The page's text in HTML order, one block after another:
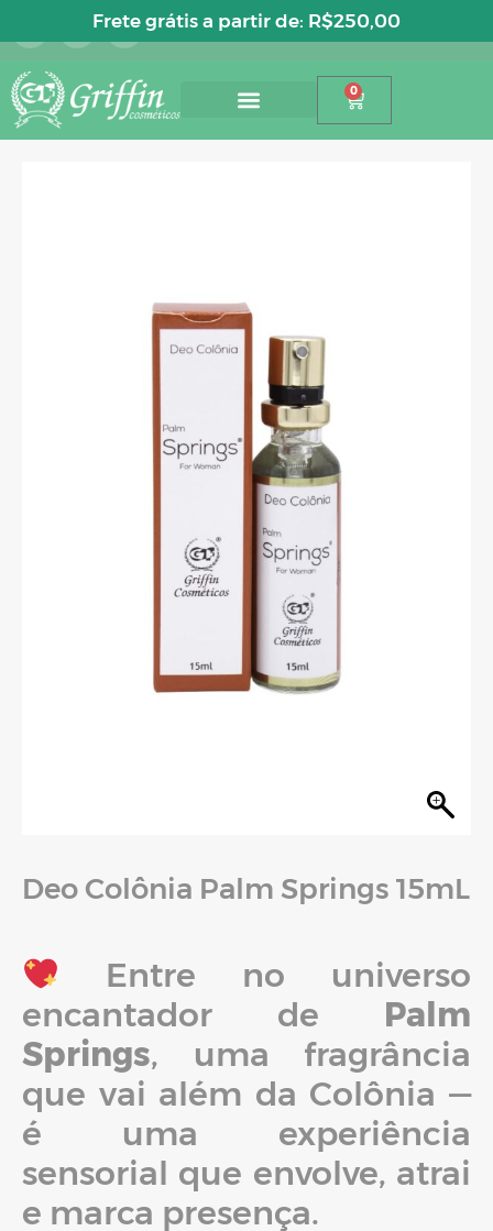
Entre ou cadastre-se
0
Deo Colônia Palm Springs 15mL
Entre no universo
encantador de Palm
Springs, uma fragrância
que vai além da Colônia —
é uma experiência
sensorial que envolve, atrai
e marca presença.
Frete grátis a partir de: R$250,00